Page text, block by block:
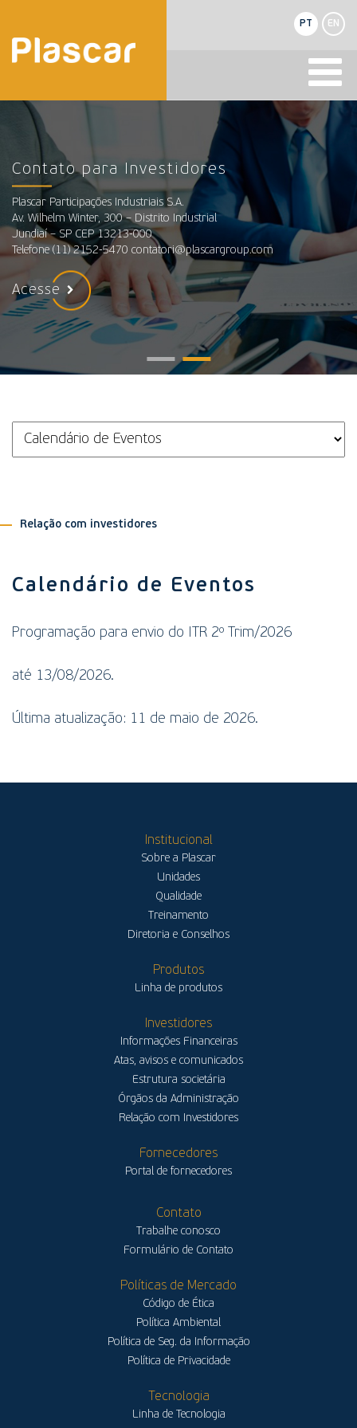
PT EN
Contato para Investidores
Plascar Participações Industriais S.A.
Av. Wilhelm Winter, 300 – Distrito Industrial
Jundiaí – SP CEP 13213-000
Telefone (11) 2152-5470 contatori@plascargroup.com
Acesse
Relação com investidores
Calendário de Eventos
Programação para envio do ITR 2º Trim/2026
até 13/08/2026.
Última atualização: 11 de maio de 2026.
Institucional
Sobre a Plascar
Unidades
Qualidade
Treinamento
Diretoria e Conselhos
Produtos
Linha de produtos
Investidores
Informações Financeiras
Atas, avisos e comunicados
Estrutura societária
Órgãos da Administração
Relação com Investidores
Fornecedores
Portal de fornecedores
Contato
Trabalhe conosco
Formulário de Contato
Políticas de Mercado
Código de Ética
Política Ambiental
Política de Seg. da Informação
Política de Privacidade
Tecnologia
Linha de Tecnologia